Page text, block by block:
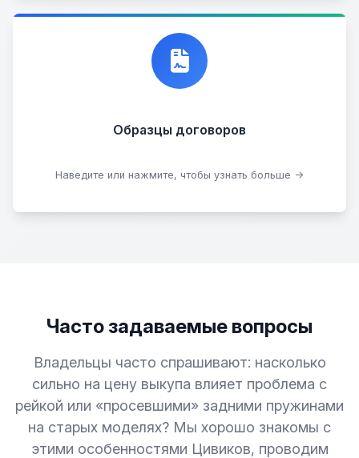
Образцы договоров
Наведите или нажмите, чтобы узнать больше →
Договор купли-продажи
Скачать образцы
Часто задаваемые вопросы
Владельцы часто спрашивают: насколько
сильно на цену выкупа влияет проблема с
рейкой или «просевшими» задними пружинами
на старых моделях? Мы хорошо знакомы с
этими особенностями Цивиков, проводим